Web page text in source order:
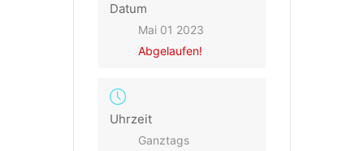
Datum
Mai 01 2023
Abgelaufen!
Uhrzeit
Ganztags